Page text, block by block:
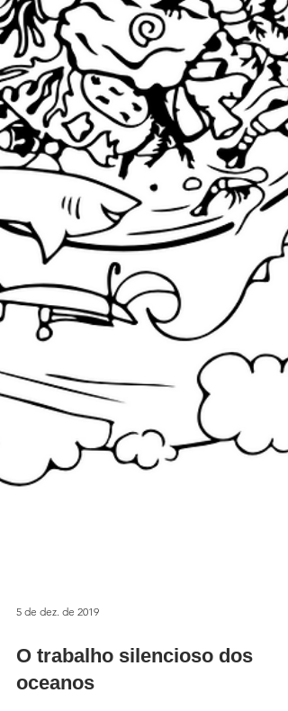
5 de dez. de 2019
O trabalho silencioso dos